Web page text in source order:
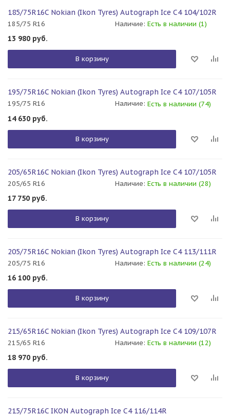
185/75R16C Nokian (Ikon Tyres) Autograph Ice C4 104/102R
185/75 R16 Наличие: Есть в наличии (1)
13 980 руб.
В корзину
195/75R16C Nokian (Ikon Tyres) Autograph Ice C4 107/105R
195/75 R16 Наличие: Есть в наличии (74)
14 630 руб.
В корзину
205/65R16C Nokian (Ikon Tyres) Autograph Ice C4 107/105R
205/65 R16 Наличие: Есть в наличии (28)
17 750 руб.
В корзину
205/75R16C Nokian (Ikon Tyres) Autograph Ice C4 113/111R
205/75 R16 Наличие: Есть в наличии (24)
16 100 руб.
В корзину
215/65R16C Nokian (Ikon Tyres) Autograph Ice C4 109/107R
215/65 R16 Наличие: Есть в наличии (12)
18 970 руб.
В корзину
215/75R16C IKON Autograph Ice C4 116/114R